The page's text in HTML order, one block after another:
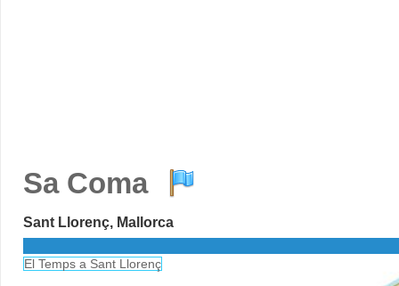
Sa Coma
Sant Llorenç, Mallorca
El Temps a Sant Llorenç